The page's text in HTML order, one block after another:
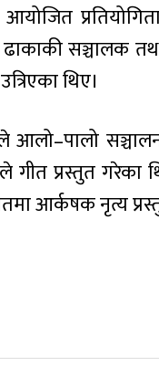
आयोजित
ढाकाकी
थिए।
प्रस्तुत गरेका
आर्कषक नृत्य